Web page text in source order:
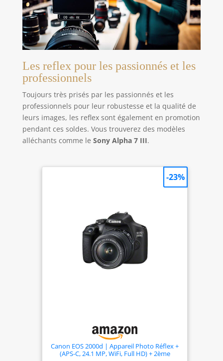
Les reflex pour les passionnés et les
professionnels
Toujours très prisés par les passionnés et les
professionnels pour leur robustesse et la qualité de
leurs images, les reflex sont également en promotion
pendant ces soldes. Vous trouverez des modèles
alléchants comme le Sony Alpha 7 III.
Canon EOS 2000d | Appareil Photo Réflex +
(APS-C, 24.1 MP, WiFi, Full HD) + 2ème
-23%